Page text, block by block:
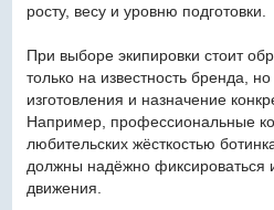
росту, весу и уровню подготовки.
При выборе экипировки стоит
только на известность бренда,
изготовления и назначение
Например, профессиональные
любительских жёсткостью
должны надёжно фиксироваться
движения.